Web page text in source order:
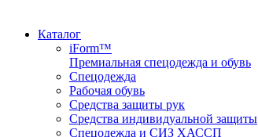
Каталог
iForm™
Премиальная спецодежда и обувь
Спецодежда
Рабочая обувь
Средства защиты рук
Средства индивидуальной защиты
Спецодежда и СИЗ ХАССП